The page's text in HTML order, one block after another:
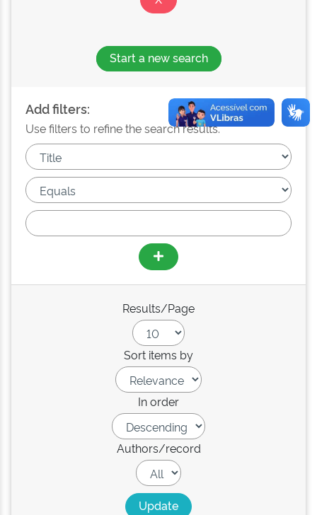
Start a new search
Add filters:
Use filters to refine the search results.
Results/Page
Sort items by
In order
Authors/record